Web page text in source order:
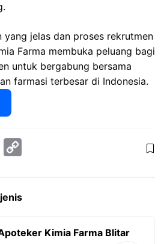
yang jelas dan proses rekrutmen
Farma membuka peluang bagi
untuk bergabung bersama
farmasi terbesar di Indonesia.
W
y
i
Kimia Farma Blitar